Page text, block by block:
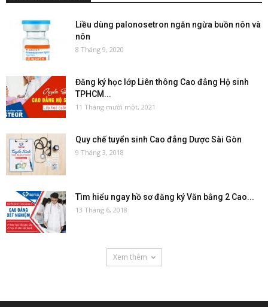
Liều dùng palonosetron ngăn ngừa buồn nôn và
nôn
8 Tháng 9, 2020
Đăng ký học lớp Liên thông Cao đẳng Hộ sinh
TPHCM...
11 Tháng mười một, 2021
Quy chế tuyển sinh Cao đẳng Dược Sài Gòn
9 Tháng 3, 2018
Tìm hiểu ngay hồ sơ đăng ký Văn bằng 2 Cao...
13 Tháng 6, 2018
Xem thêm